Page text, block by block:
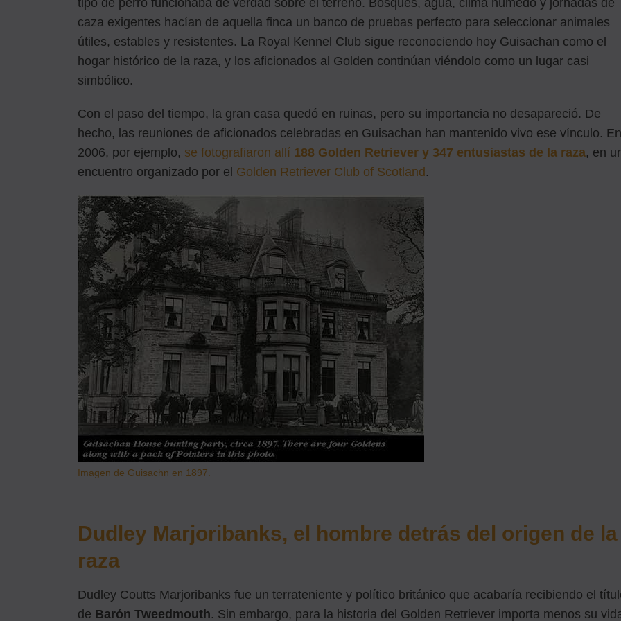
caza exigentes hacían de aquella finca un banco de pruebas perfecto para seleccionar animales
útiles, estables y resistentes. La Royal Kennel Club sigue reconociendo hoy Guisachan como el
hogar histórico de la raza, y los aficionados al Golden continúan viéndolo como un lugar casi
simbólico.
Con el paso del tiempo, la gran casa quedó en ruinas, pero su importancia no desapareció. De
hecho, las reuniones de aficionados celebradas en Guisachan han mantenido vivo ese vínculo. En
2006, por ejemplo, se fotografiaron allí 188 Golden Retriever y 347 entusiastas de la raza, en
encuentro organizado por el Golden Retriever Club of Scotland.
Imagen de Guisachn en 1897.
Dudley Marjoribanks, el hombre detrás del origen de la
raza
Dudley Coutts Marjoribanks fue un terrateniente y político británico que acabaría recibiendo el
de Barón Tweedmouth. Sin embargo, para la historia del Golden Retriever importa menos su